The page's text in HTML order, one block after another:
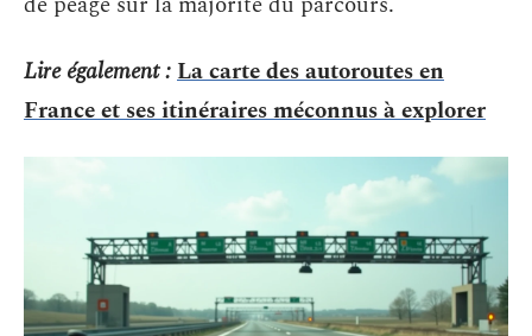
Lire également :La carte des autoroutes en
France et ses itinéraires méconnus à explorer